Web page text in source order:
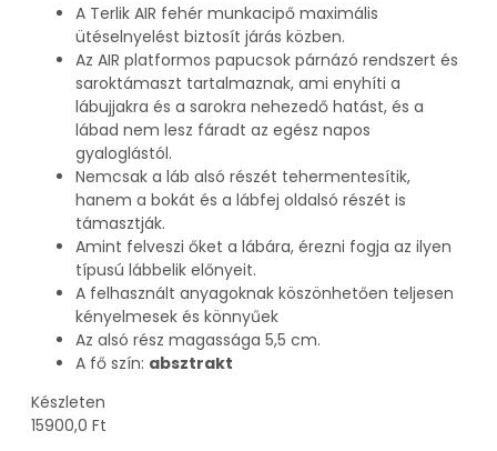
A Terlik AIR fehér munkacipő maximális
ütéselnyelést biztosít járás közben.
Az AIR platformos papucsok párnázó rendszert és
saroktámaszt tartalmaznak, ami enyhíti a
lábujjakra és a sarokra nehezedő hatást, és a
lábad nem lesz fáradt az egész napos
gyaloglástól.
Nemcsak a láb alsó részét tehermentesítik,
hanem a bokát és a lábfej oldalsó részét is
támasztják.
Amint felveszi őket a lábára, érezni fogja az ilyen
típusú lábbelik előnyeit.
A felhasznált anyagoknak köszönhetően teljesen
kényelmesek és könnyűek
Az alsó rész magassága 5,5 cm.
A fő szín: absztrakt
Készleten
15900,0 Ft